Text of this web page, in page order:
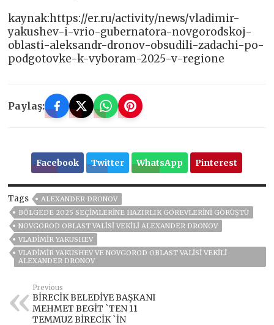
kaynak:https://er.ru/activity/news/vladimir-
yakushev-i-vrio-gubernatora-novgorodskoj-
oblasti-aleksandr-dronov-obsudili-zadachi-po-
podgotovke-k-vyboram-2025-v-regione
Paylaş:
Facebook Twitter WhatsApp Pinterest
Tags
ALEXANDER DRONOV
BÖLGEDE 2025 SEÇIMLERINE HAZIRLIK GÖREVLERINI GÖRÜŞTÜ
NOVGOROD OBLAST VALISI VEKILI ALEXANDER DRONOV
VLADIMIR YAKUSHEV
VLADIMIR YAKUSHEV VE NOVGOROD OBLAST VALISI VEKILI
ALEXANDER DRONOV
Previous
BİRECİK BELEDİYE BAŞKANI
MEHMET BEGİT `TEN 11
TEMMUZ BİRECİK `İN